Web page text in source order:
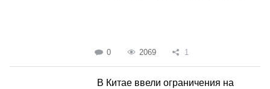
0 2069 1
В Китае ввели ограничения на